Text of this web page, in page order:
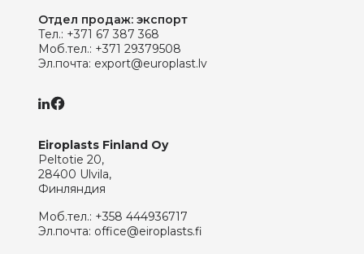
Отдел продаж: экспорт
Тел.: +371 67 387 368
Моб.тел.: +371 29379508
Эл.почта: export@europlast.lv
Eiroplasts Finland Oy
Peltotie 20,
28400 Ulvila,
Финляндия
Моб.тел.: +358 444936717
Эл.почта: office@eiroplasts.fi